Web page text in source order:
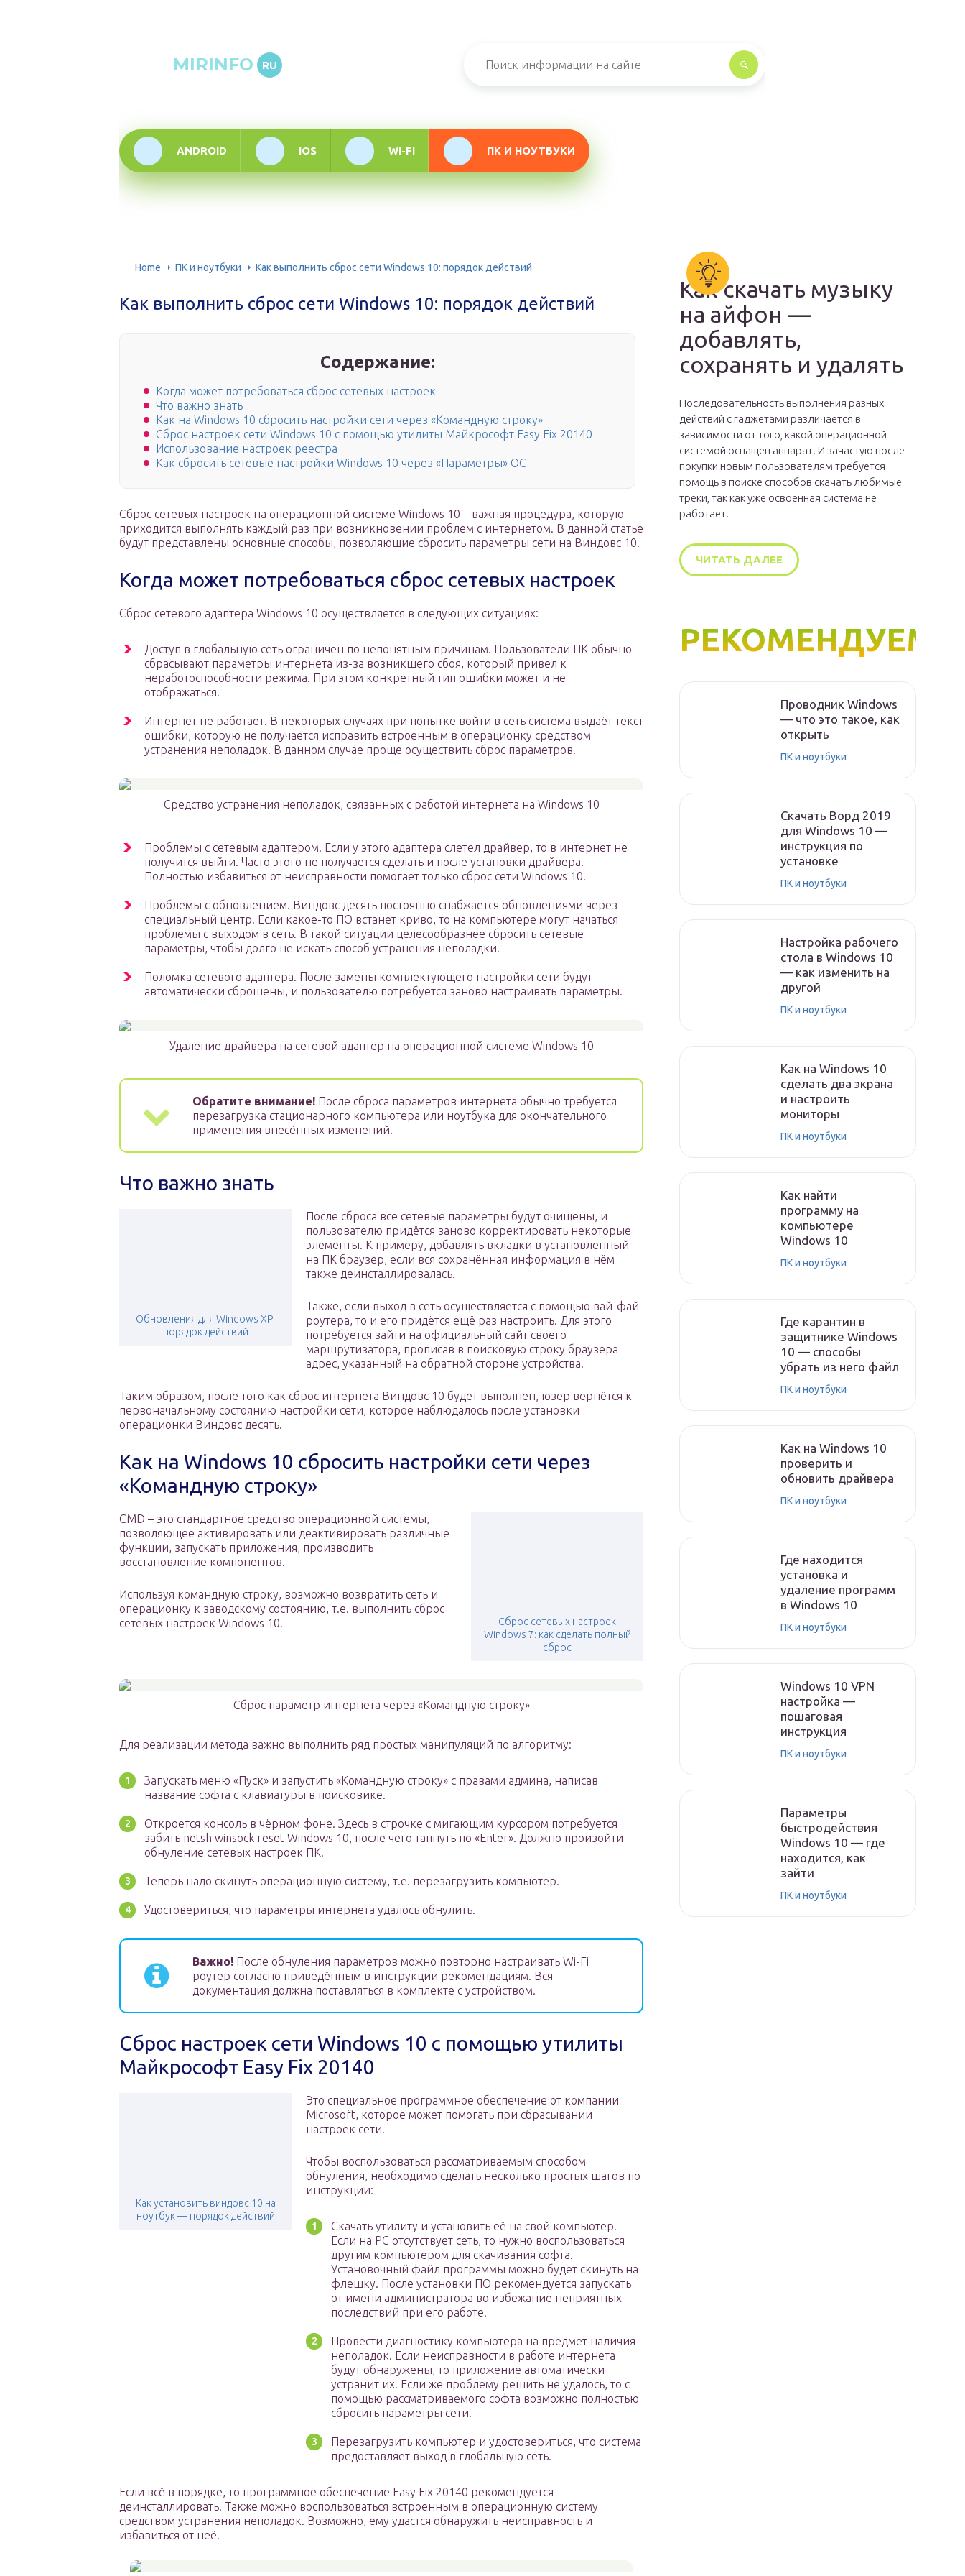
MIRINFO RU
ANDROID IOS WI-FI ПК И НОУТБУКИ
Home ПК и ноутбуки Как выполнить сброс сети Windows 10: порядок действий
Как выполнить сброс сети Windows 10: порядок действий
Содержание:
Когда может потребоваться сброс сетевых настроек
Что важно знать
Как на Windows 10 сбросить настройки сети через «Командную строку»
Сброс настроек сети Windows 10 с помощью утилиты Майкрософт Easy Fix 20140
Использование настроек реестра
Как сбросить сетевые настройки Windows 10 через «Параметры» ОС
Сброс сетевых настроек на операционной системе Windows 10 – важная процедура, которую
приходится выполнять каждый раз при возникновении проблем с интернетом. В данной статье
будут представлены основные способы, позволяющие сбросить параметры сети на Виндовс 10.
Когда может потребоваться сброс сетевых настроек
Сброс сетевого адаптера Windows 10 осуществляется в следующих ситуациях:
Доступ в глобальную сеть ограничен по непонятным причинам. Пользователи ПК обычно
сбрасывают параметры интернета из-за возникшего сбоя, который привел к
неработоспособности режима. При этом конкретный тип ошибки может и не
отображаться.
Интернет не работает. В некоторых случаях при попытке войти в сеть система выдаёт текст
ошибки, которую не получается исправить встроенным в операционку средством
устранения неполадок. В данном случае проще осуществить сброс параметров.
Средство устранения неполадок, связанных с работой интернета на Windows 10
Проблемы с сетевым адаптером. Если у этого адаптера слетел драйвер, то в интернет не
получится выйти. Часто этого не получается сделать и после установки драйвера.
Полностью избавиться от неисправности помогает только сброс сети Windows 10.
Проблемы с обновлением. Виндовс десять постоянно снабжается обновлениями через
специальный центр. Если какое-то ПО встанет криво, то на компьютере могут начаться
проблемы с выходом в сеть. В такой ситуации целесообразнее сбросить сетевые
параметры, чтобы долго не искать способ устранения неполадки.
Поломка сетевого адаптера. После замены комплектующего настройки сети будут
автоматически сброшены, и пользователю потребуется заново настраивать параметры.
Удаление драйвера на сетевой адаптер на операционной системе Windows 10
Обратите внимание! После сброса параметров интернета обычно требуется
перезагрузка стационарного компьютера или ноутбука для окончательного
применения внесённых изменений.
Что важно знать
Обновления для Windows ХP:
порядок действий
После сброса все сетевые параметры будут очищены, и
пользователю придётся заново корректировать некоторые
элементы. К примеру, добавлять вкладки в установленный
на ПК браузер, если вся сохранённая информация в нём
также деинсталлировалась.
Также, если выход в сеть осуществляется с помощью вай-фай
роутера, то и его придётся ещё раз настроить. Для этого
потребуется зайти на официальный сайт своего
маршрутизатора, прописав в поисковую строку браузера
адрес, указанный на обратной стороне устройства.
Таким образом, после того как сброс интернета Виндовс 10 будет выполнен, юзер вернётся к
первоначальному состоянию настройки сети, которое наблюдалось после установки
операционки Виндовс десять.
Как на Windows 10 сбросить настройки сети через
«Командную строку»
Сброс сетевых настроек
Windows 7: как сделать полный
сброс
CMD – это стандартное средство операционной системы,
позволяющее активировать или деактивировать различные
функции, запускать приложения, производить
восстановление компонентов.
Используя командную строку, возможно возвратить сеть и
операционку к заводскому состоянию, т.е. выполнить сброс
сетевых настроек Windows 10.
Сброс параметр интернета через «Командную строку»
Для реализации метода важно выполнить ряд простых манипуляций по алгоритму:
Запускать меню «Пуск» и запустить «Командную строку» с правами админа, написав
название софта с клавиатуры в поисковике.
Откроется консоль в чёрном фоне. Здесь в строчке с мигающим курсором потребуется
забить netsh winsock reset Windows 10, после чего тапнуть по «Enter». Должно произойти
обнуление сетевых настроек ПК.
Теперь надо скинуть операционную систему, т.е. перезагрузить компьютер.
Удостовериться, что параметры интернета удалось обнулить.
Важно! После обнуления параметров можно повторно настраивать Wi-Fi
роутер согласно приведённым в инструкции рекомендациям. Вся
документация должна поставляться в комплекте с устройством.
Сброс настроек сети Windows 10 с помощью утилиты
Майкрософт Easy Fix 20140
Как установить виндовс 10 на
ноутбук — порядок действий
Это специальное программное обеспечение от компании
Microsoft, которое может помогать при сбрасывании
настроек сети.
Чтобы воспользоваться рассматриваемым способом
обнуления, необходимо сделать несколько простых шагов по
инструкции:
Скачать утилиту и установить её на свой компьютер.
Если на PC отсутствует сеть, то нужно воспользоваться
другим компьютером для скачивания софта.
Установочный файл программы можно будет скинуть на
флешку. После установки ПО рекомендуется запускать
от имени администратора во избежание неприятных
последствий при его работе.
Провести диагностику компьютера на предмет наличия
неполадок. Если неисправности в работе интернета
будут обнаружены, то приложение автоматически
устранит их. Если же проблему решить не удалось, то с
помощью рассматриваемого софта возможно полностью
сбросить параметры сети.
Перезагрузить компьютер и удостовериться, что система
предоставляет выход в глобальную сеть.
Если всё в порядке, то программное обеспечение Easy Fix 20140 рекомендуется
деинсталлировать. Также можно воспользоваться встроенным в операционную систему
средством устранения неполадок. Возможно, ему удастся обнаружить неисправность и
избавиться от неё.
Как скачать музыку
на айфон —
добавлять,
сохранять и удалять
Последовательность выполнения разных
действий с гаджетами различается в
зависимости от того, какой операционной
системой оснащен аппарат. И зачастую после
покупки новым пользователям требуется
помощь в поиске способов скачать любимые
треки, так как уже освоенная система не
работает.
ЧИТАТЬ ДАЛЕЕ
РЕКОМЕНДУЕМ
Проводник Windows
— что это такое, как
открыть
ПК и ноутбуки
Скачать Ворд 2019
для Windows 10 —
инструкция по
установке
ПК и ноутбуки
Настройка рабочего
стола в Windows 10
— как изменить на
другой
ПК и ноутбуки
Как на Windows 10
сделать два экрана
и настроить
мониторы
ПК и ноутбуки
Как найти
программу на
компьютере
Windows 10
ПК и ноутбуки
Где карантин в
защитнике Windows
10 — способы
убрать из него файл
ПК и ноутбуки
Как на Windows 10
проверить и
обновить драйвера
ПК и ноутбуки
Где находится
установка и
удаление программ
в Windows 10
ПК и ноутбуки
Windows 10 VPN
настройка —
пошаговая
инструкция
ПК и ноутбуки
Параметры
быстродействия
Windows 10 — где
находится, как
зайти
ПК и ноутбуки